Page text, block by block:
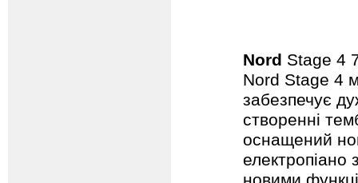
Nord Stage 4
Nord Stage 4
забезпечує
створенні
оснащений
електропіано